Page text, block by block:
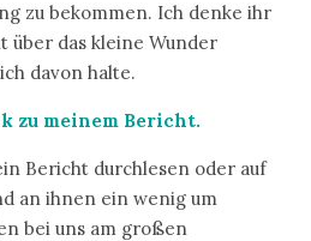
zu bekommen. Ich denke ihr
über das kleine Wunder
davon halte.
zu meinem Bericht.
Bericht durchlesen oder auf
an ihnen ein wenig um
bei uns am großen